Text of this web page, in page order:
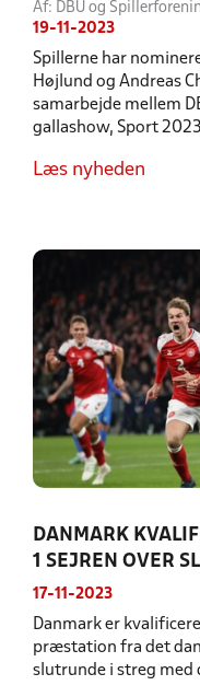
Af: DBU og
19-11-2023
Spillerne har
Højlund og Andreas
samarbejde mellem
gallashow, Sport
Læs nyheden
DANMARK
1 SEJREN OVER
17-11-2023
Danmark er
præstation fra det
slutrunde i streg med